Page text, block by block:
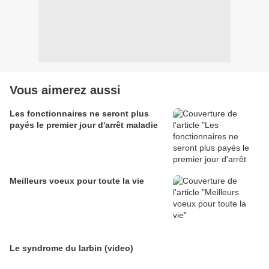
Vous aimerez aussi
Les fonctionnaires ne seront plus
payés le premier jour d'arrêt maladie
Meilleurs voeux pour toute la vie
Le syndrome du larbin (video)